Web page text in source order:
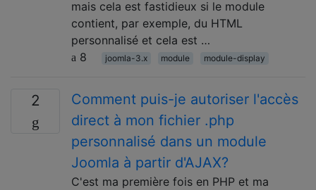
mais cela est fastidieux si le module
contient, par exemple, du HTML
personnalisé et cela est …
8
joomla-3.x module module-display
2
Comment puis-je autoriser l'accès
direct à mon fichier .php
personnalisé dans un module
Joomla à partir d'AJAX?
C'est ma première fois en PHP et ma